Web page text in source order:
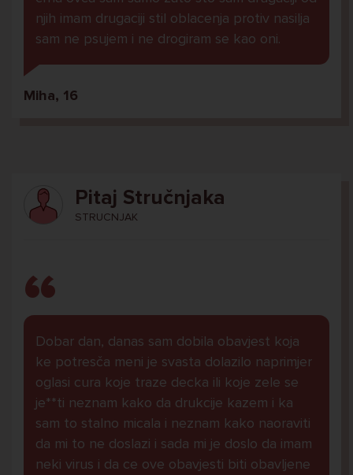
njih imam drugaciji stil oblacenja protiv nasilja
sam ne psujem i ne drogiram se kao oni.
Miha, 16
Pitaj Stručnjaka
STRUCNJAK
Dobar dan, danas sam dobila obavjest koja
ke potresča meni je svasta dolazilo naprimjer
oglasi cura koje traze decka ili koje zele se
je**ti neznam kako da drukcije kazem i ka
sam to stalno micala i neznam kako naoraviti
da mi to ne doslazi i sada mi je doslo da imam
neki virus i da ce ove obavjesti biti obavljene